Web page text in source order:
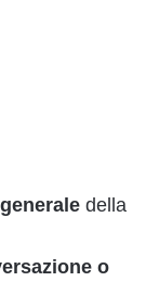
della
o